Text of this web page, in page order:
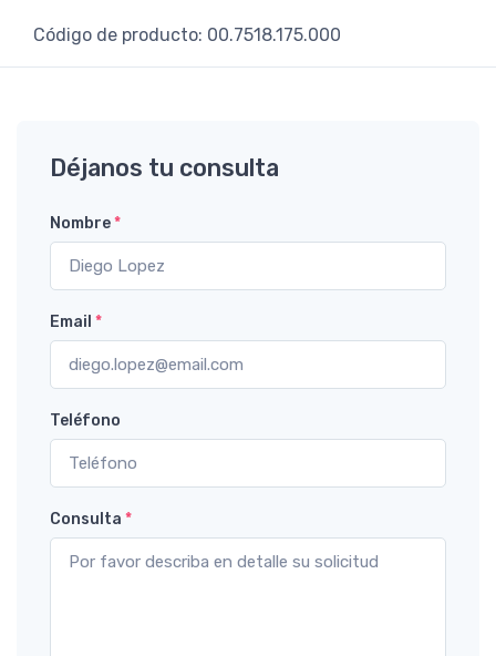
Código de producto: 00.7518.175.000
Déjanos tu consulta
Nombre*
Email *
Teléfono
Consulta *